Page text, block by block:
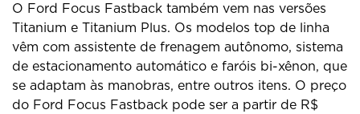
O Ford Focus Fastback também vem nas versões
Titanium e Titanium Plus. Os modelos top de linha
vêm com assistente de frenagem autônomo, sistema
de estacionamento automático e faróis bi-xênon, que
se adaptam às manobras, entre outros itens. O preço
do Ford Focus Fastback pode ser a partir de R$